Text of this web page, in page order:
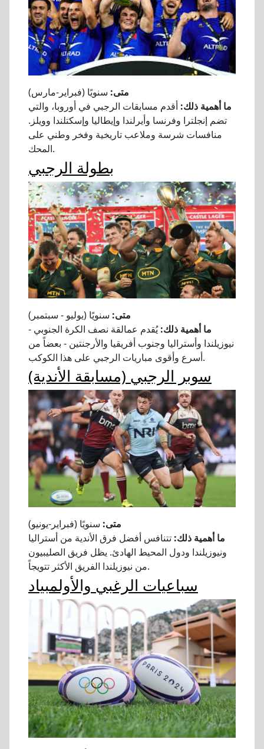
متى: سنويًا (فبراير-مارس)
ما أهمية ذلك: أقدم مسابقات الرجبي في أوروبا، والتي
تضم إنجلترا وفرنسا وأيرلندا وإيطاليا وإسكتلندا وويلز.
منافسات شرسة وملاعب تاريخية وفخر وطني على
المحك.
بطولة الرجبي
متى: سنويًا (يوليو - سبتمبر)
ما أهمية ذلك:يُقدم عمالقة نصف الكرة الجنوبي -
نيوزيلندا وأستراليا وجنوب أفريقيا والأرجنتين - بعضاً من
أسرع وأقوى مباريات الرجبي على هذا الكوكب.
سوبر الرجبي (مسابقة الأندية)
متى: سنويًا (فبراير-يونيو)
ما أهمية ذلك: تتنافس أفضل فرق الأندية من أستراليا
ونيوزيلندا ودول المحيط الهادئ. يظل فريق الصليبيون
من نيوزيلندا الفريق الأكثر تتويجاً.
سباعيات الرغبي والأولمبياد